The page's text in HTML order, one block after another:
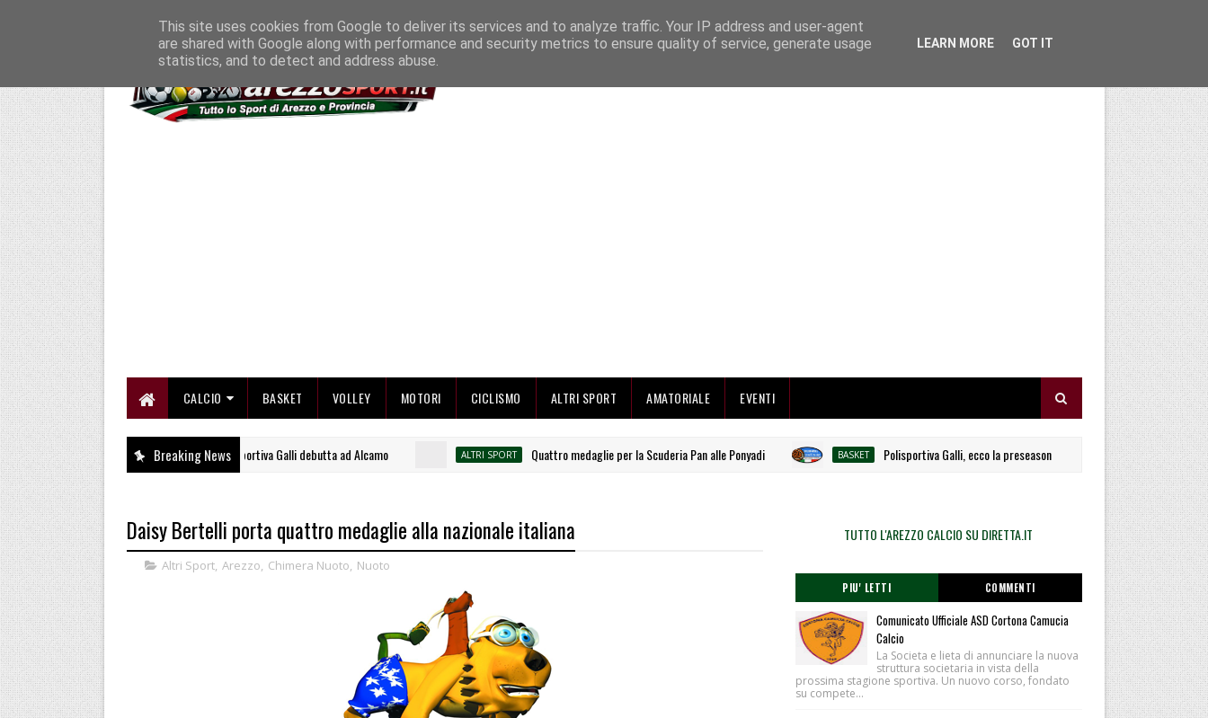
CALCIO BASKET VOLLEY MOTORI CICLISMO ALTRI SPORT AMATORIALE EVENTI
Breaking News
BASKET Svelato il calendario la Polisportiva Galli debutta ad Alcamo ALTRI SPORT Quattro medaglie per la Scuderia Pan alle Ponyadi BASKET Polisportiva Galli, ecco la preseason ALTRI SPORT Tre
Daisy Bertelli porta quattro medaglie alla nazionale italiana
Altri Sport, Arezzo, Chimera Nuoto, Nuoto
TUTTO L'AREZZO CALCIO SU DIRETTA.IT
PIU' LETTI COMMENTI
Comunicato Ufficiale ASD Cortona Camucia
Calcio
La Societa e lieta di annunciare la nuova
struttura societaria in vista della
prossima stagione sportiva. Un nuovo corso, fondato
su compete...
This site uses cookies from Google to deliver its services and to analyze traffic. Your IP address and user-agent
are shared with Google along with performance and security metrics to ensure quality of service, generate usage
statistics, and to detect and address abuse.
LEARN MORE GOT IT